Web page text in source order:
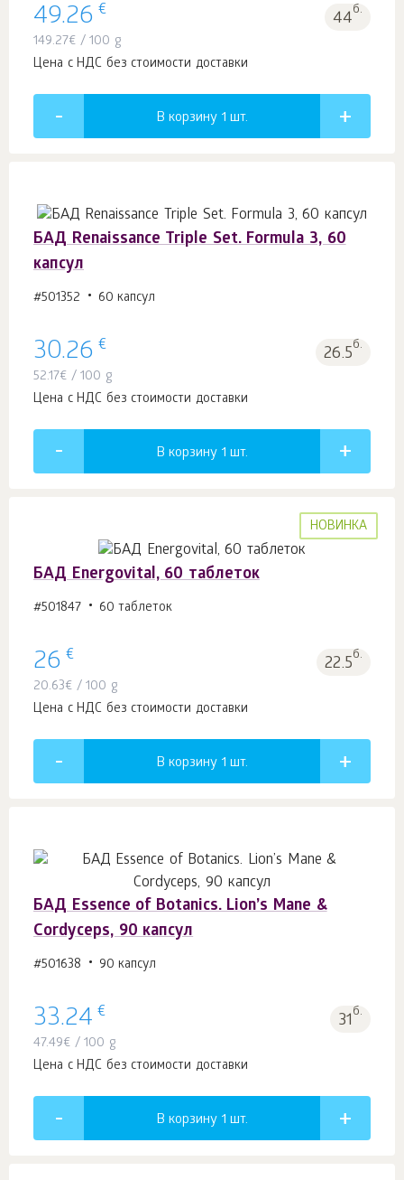
49.26 € 44б.
149.27€ / 100 g
Цена с НДС без стоимости доставки
В корзину 1 шт.
БАД Renaissance Triple Set. Formula 3, 60
капсул
#501352 60 капсул
30.26 € 26.5б.
52.17€ / 100 g
Цена с НДС без стоимости доставки
В корзину 1 шт.
НОВИНКА
БАД Energovital, 60 таблеток
#501847 60 таблеток
26 € 22.5б.
20.63€ / 100 g
Цена с НДС без стоимости доставки
В корзину 1 шт.
БАД Essence of Botanics. Lion’s Mane &
Сordyceps, 90 капсул
#501638 90 капсул
33.24 € 31б.
47.49€ / 100 g
Цена с НДС без стоимости доставки
В корзину 1 шт.